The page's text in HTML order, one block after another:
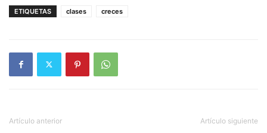
ETIQUETAS clases creces
Artículo anterior Artículo siguiente